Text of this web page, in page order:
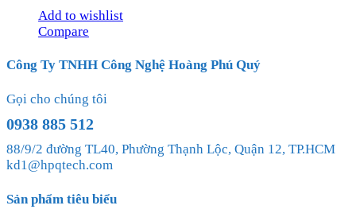
Add to wishlist
Compare
Công Ty TNHH Công Nghệ Hoàng Phú Quý
Gọi cho chúng tôi
0938 885 512
88/9/2 đường TL40, Phường Thạnh Lộc, Quận 12, TP.HCM
kd1@hpqtech.com
Sản phẩm tiêu biểu